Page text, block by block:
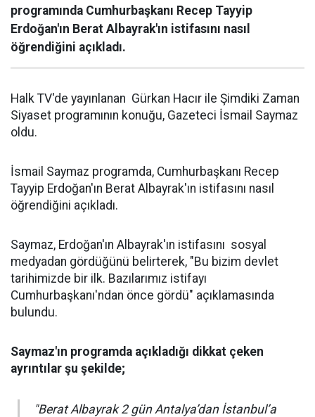
programında Cumhurbaşkanı Recep Tayyip
Erdoğan'ın Berat Albayrak'ın istifasını nasıl
öğrendiğini açıkladı.
Halk TV'de yayınlanan Gürkan Hacır ile Şimdiki Zaman
Siyaset programının konuğu, Gazeteci İsmail Saymaz
oldu.
İsmail Saymaz programda, Cumhurbaşkanı Recep
Tayyip Erdoğan'ın Berat Albayrak'ın istifasını nasıl
öğrendiğini açıkladı.
Saymaz, Erdoğan'ın Albayrak'ın istifasını sosyal
medyadan gördüğünü belirterek, "Bu bizim devlet
tarihimizde bir ilk. Bazılarımız istifayı
Cumhurbaşkanı'ndan önce gördü" açıklamasında
bulundu.
Saymaz'ın programda açıkladığı dikkat çeken
ayrıntılar şu şekilde;
"Berat Albayrak 2 gün Antalya’dan İstanbul’a